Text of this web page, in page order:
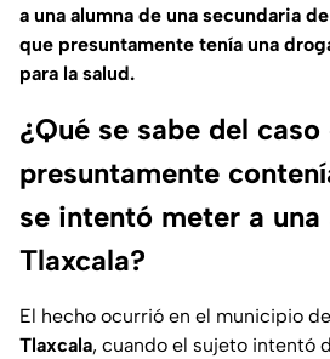
a una alumna de una secundaria
que presuntamente tenía una
para la salud.
¿Qué se sabe del
presuntamente
se intentó meter a una
Tlaxcala?
El hecho ocurrió en el municipio de
Tlaxcala, cuando el sujeto intentó